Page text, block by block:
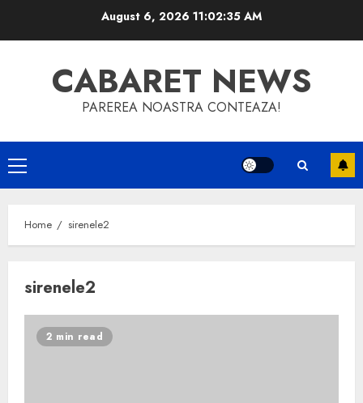
August 6, 2026 11:02:35 AM
CABARET NEWS
PAREREA NOASTRA CONTEAZA!
Primary
Menu
Home sirenele2
sirenele2
2 min read